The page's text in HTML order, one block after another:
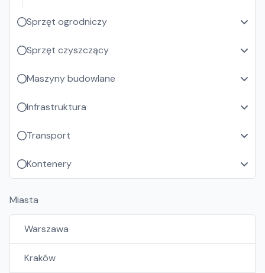
Sprzęt ogrodniczy
Sprzęt czyszczący
Maszyny budowlane
Infrastruktura
Transport
Kontenery
Miasta
Warszawa
Kraków